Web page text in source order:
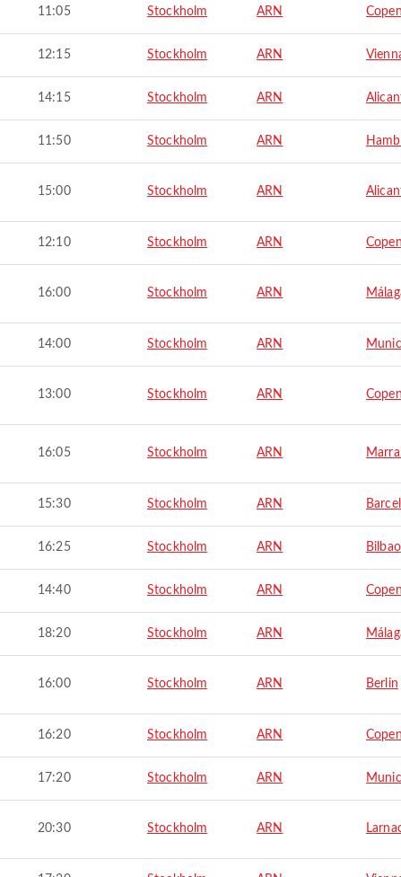
11:05 Stockholm ARN
12:15 Stockholm ARN
14:15 Stockholm ARN
11:50 Stockholm ARN
15:00 Stockholm ARN
12:10 Stockholm ARN
16:00 Stockholm ARN
14:00 Stockholm ARN
13:00 Stockholm ARN
16:05 Stockholm ARN
15:30 Stockholm ARN
16:25 Stockholm ARN Bilbao
14:40 Stockholm ARN
18:20 Stockholm ARN
16:00 Stockholm ARN Berlin
16:20 Stockholm ARN
17:20 Stockholm ARN
20:30 Stockholm ARN